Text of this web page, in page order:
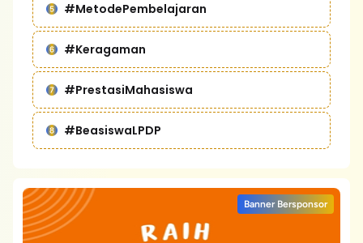
#MetodePembelajaran
#Keragaman
#PrestasiMahasiswa
#BeasiswaLPDP
Banner Bersponsor